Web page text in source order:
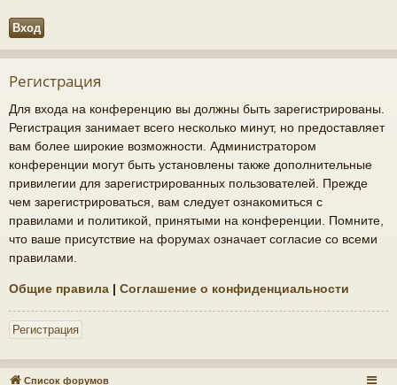
Регистрация
Для входа на конференцию вы должны быть зарегистрированы.
Регистрация занимает всего несколько минут, но предоставляет
вам более широкие возможности. Администратором
конференции могут быть установлены также дополнительные
привилегии для зарегистрированных пользователей. Прежде
чем зарегистрироваться, вам следует ознакомиться с
правилами и политикой, принятыми на конференции. Помните,
что ваше присутствие на форумах означает согласие со всеми
правилами.
Общие правила | Соглашение о конфиденциальности
Регистрация
Список форумов